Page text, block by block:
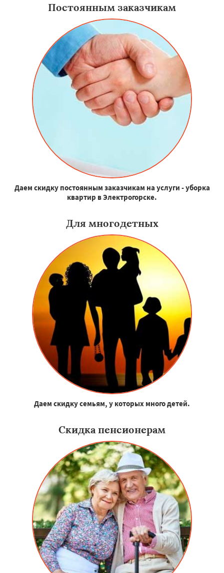
Постоянным заказчикам
Даем скидку постоянным заказчикам на услуги - уборка
квартир в Электрогорске.
Для многодетных
Даем скидку семьям, у которых много детей.
Скидка пенсионерам